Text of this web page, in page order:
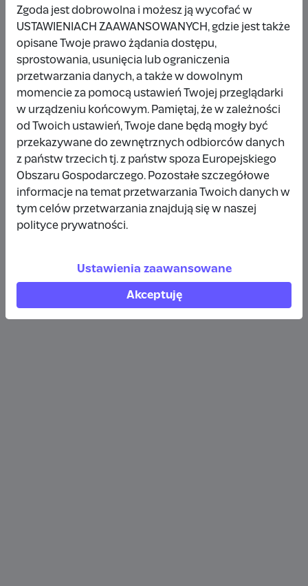
Damianbloque Wordpress
1 zł 7 miesięcy temu
Wpłata anonimowa
10 zł rok temu
Wpłata anonimowa
10 zł rok temu
Wpłata anonimowa
Zobacz więcej
Zgoda jest dobrowolna i możesz ją wycofać w
USTAWIENIACH ZAAWANSOWANYCH, gdzie jest także
opisane Twoje prawo żądania dostępu,
sprostowania, usunięcia lub ograniczenia
przetwarzania danych, a także w dowolnym
momencie za pomocą ustawień Twojej przeglądarki
w urządzeniu końcowym. Pamiętaj, że w zależności
od Twoich ustawień, Twoje dane będą mogły być
przekazywane do zewnętrznych odbiorców danych
z państw trzecich tj. z państw spoza Europejskiego
Obszaru Gospodarczego. Pozostałe szczegółowe
informacje na temat przetwarzania Twoich danych w
tym celów przetwarzania znajdują się w naszej
polityce prywatności.
Ustawienia zaawansowane
Akceptuję